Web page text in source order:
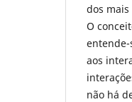
dos
O
entende-
aos
não há